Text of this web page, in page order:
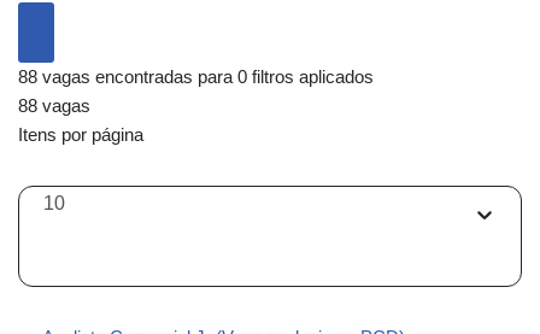
88 vagas encontradas para 0 filtros aplicados
88 vagas
Itens por página
10